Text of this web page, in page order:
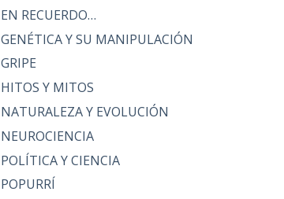
EN RECUERDO…
GENÉTICA Y SU MANIPULACIÓN
GRIPE
HITOS Y MITOS
NATURALEZA Y EVOLUCIÓN
NEUROCIENCIA
POLÍTICA Y CIENCIA
POPURRÍ